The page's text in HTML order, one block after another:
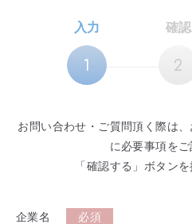
入力 確認
お問い合わせ・ご質問頂く際は
に必要事項をご
「確認する」ボタン
企業名 必須